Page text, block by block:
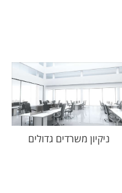
ניקיון משרדים גדולים